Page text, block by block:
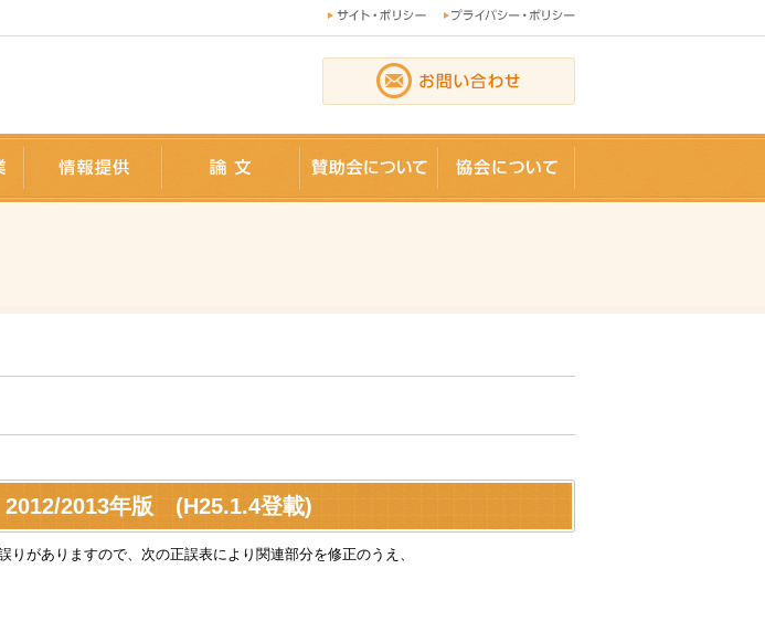
事業内容 情報提供 論文 賛助会員 協会について
2013年版 (H25.1.4登載)
がありますので、次の正誤表により関連部分を修正のうえ、